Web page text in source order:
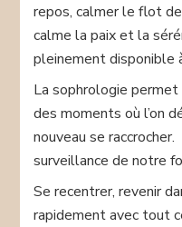
repos, calmer le flot
calme la paix et la
pleinement disponible
La sophrologie permet
des moments où l’on
nouveau se
surveillance de notre
Se recentrer, revenir
rapidement avec tout